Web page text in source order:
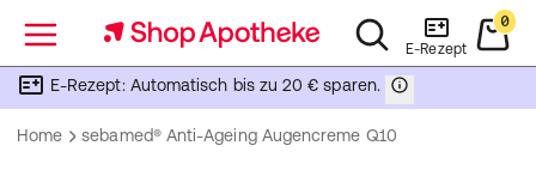
Menü E-Rezept
0
E-Rezept: Automatisch bis zu 20 € sparen.
Home sebamed® Anti-Ageing Augencreme Q10